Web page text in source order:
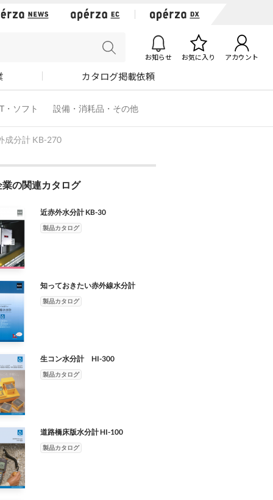
お知らせ お気に入り アカウント
カタログ掲載依頼
・ソフト 設備・消耗品・その他
成分計 KB-270
業の関連カタログ
近赤外水分計 KB-30
製品カタログ
知っておきたい赤外線水分計
製品カタログ
生コン水分計 HI-300
製品カタログ
道路橋床版水分計 HI-100
製品カタログ